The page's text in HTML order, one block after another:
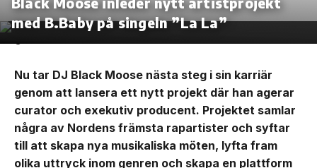
med B.Baby på singeln ”La La”
Nu tar DJ Black Moose nästa steg i sin karriär
genom att lansera ett nytt projekt där han agerar
curator och exekutiv producent. Projektet samlar
några av Nordens främsta rapartister och syftar
till att skapa nya musikaliska möten, lyfta fram
olika uttryck inom genren och skapa en plattform